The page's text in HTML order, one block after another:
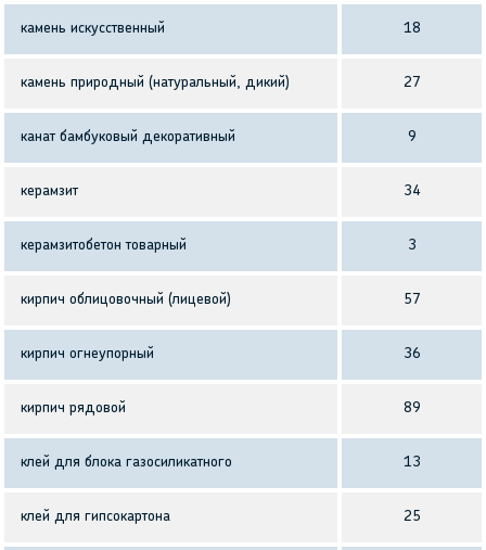
камень искусственный 18
камень природный (натуральный, дикий) 27
канат бамбуковый декоративный 9
керамзит 34
керамзитобетон товарный 3
кирпич облицовочный (лицевой) 57
кирпич огнеупорный 36
кирпич рядовой 89
клей для блока газосиликатного 13
клей для гипсокартона 25